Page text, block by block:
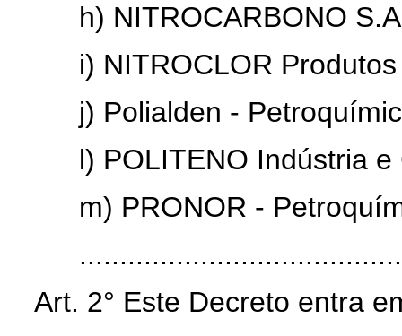
h) NITROCARBONO
i) NITROCLOR
j) Polialden -
l) POLITENO Indústria
m) PRONOR -
Art. 2° Este Decreto entra